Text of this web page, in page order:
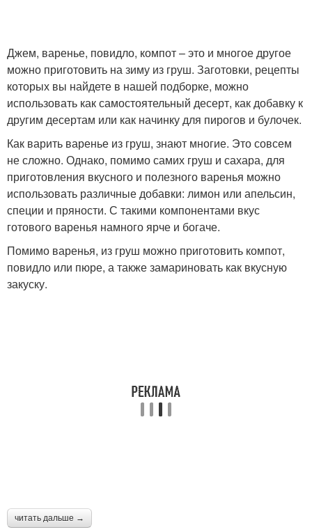
Джем, варенье, повидло, компот – это и многое другое
можно приготовить на зиму из груш. Заготовки, рецепты
которых вы найдете в нашей подборке, можно
использовать как самостоятельный десерт, как добавку к
другим десертам или как начинку для пирогов и булочек.
Как варить варенье из груш, знают многие. Это совсем
не сложно. Однако, помимо самих груш и сахара, для
приготовления вкусного и полезного варенья можно
использовать различные добавки: лимон или апельсин,
специи и пряности. С такими компонентами вкус
готового варенья намного ярче и богаче.
Помимо варенья, из груш можно приготовить компот,
повидло или пюре, а также замариновать как вкусную
закуску.
читать дальше →